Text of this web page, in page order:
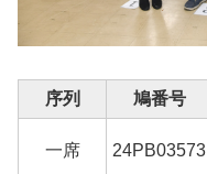
序列 鳩番号
一席 24PB03573